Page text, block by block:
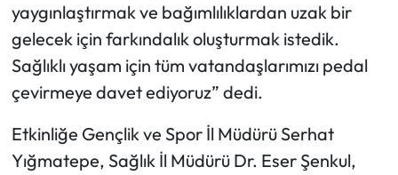
yaygınlaştırmak ve bağımlılıklardan uzak bir
gelecek için farkındalık oluşturmak istedik.
Sağlıklı yaşam için tüm vatandaşlarımızı pedal
çevirmeye davet ediyoruz” dedi.
Etkinliğe Gençlik ve Spor İl Müdürü Serhat
Yığmatepe, Sağlık İl Müdürü Dr. Eser Şenkul,